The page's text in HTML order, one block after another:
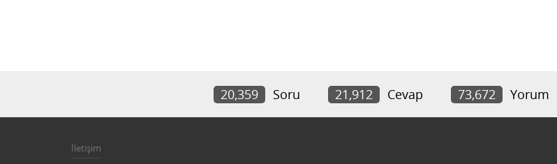
20,359 Soru 21,912 Cevap 73,672 Yorum
İletişim